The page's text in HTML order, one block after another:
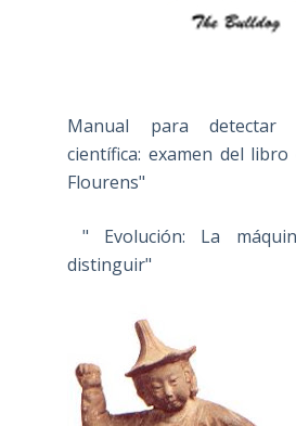
Manual para detectar
científica: examen del
Flourens"
" Evolución: La
distinguir"